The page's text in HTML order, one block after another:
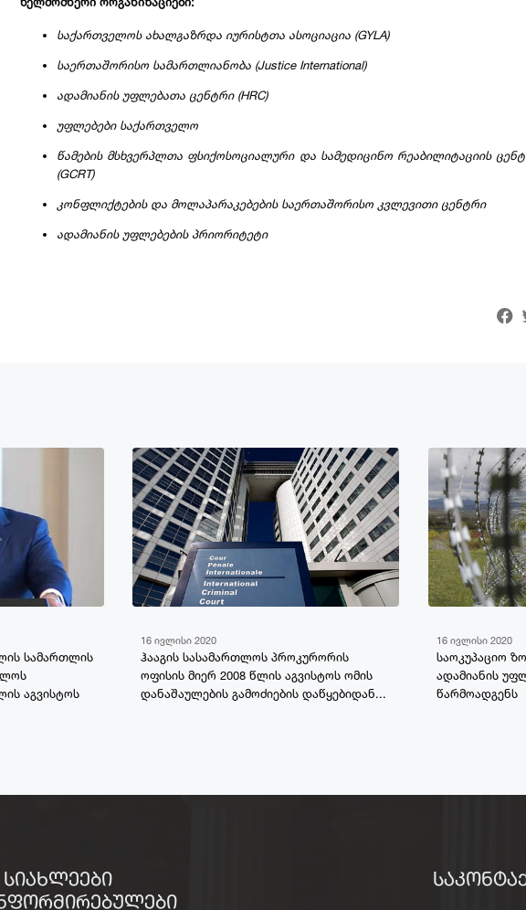
საქართველოს ახალგაზრდა იურისტთა ასოციაცია (GYLA)
საერთაშორისო სამართლიანობა (Justice International)
ადამიანის უფლებათა ცენტრი (HRC)
უფლებები საქართველო
წამების მსხვერპლთა ფსიქოსოციალური და სამედიცინო რეაბილიტაციის
(GCRT)
კონფლიქტების და მოლაპარაკებების საერთაშორისო კვლევითი ცენტრი
ადამიანის უფლებების პრიორიტეტი
სამართლის
აგვისტოს
16 ივლისი 2020
ჰააგის სასამართლოს პროკურორის
ოფისის მიერ 2008 წლის აგვისტოს ომის
დანაშაულების გამოძიების დაწყებიდან...
16 ივლისი 2020
საოკუპაციო
ადამიანის
წარმოადგენს